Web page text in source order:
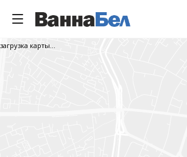
загрузка карты...